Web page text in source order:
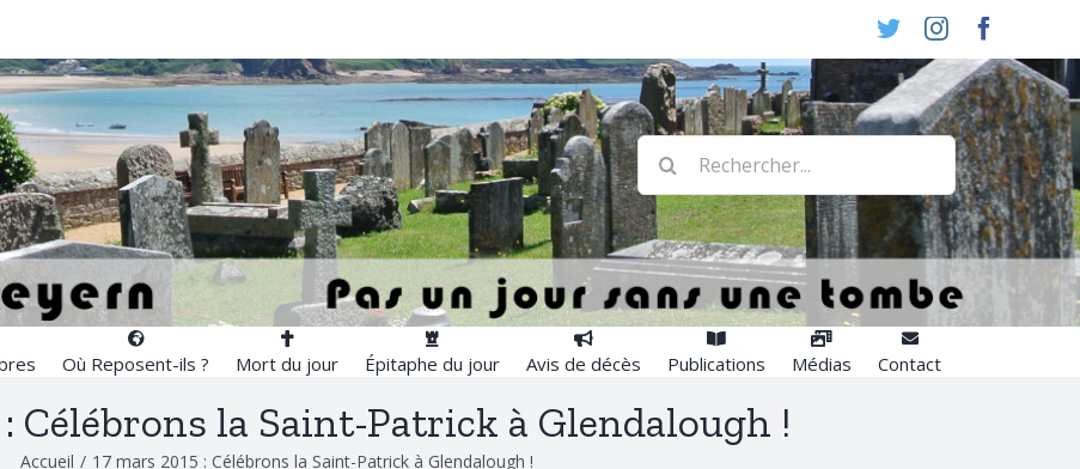
TwitterInstagram
Rechercher:
Où Reposent-ils ? Mort du jour Épitaphe du jour Avis de décès Publications Médias Contact
: Célébrons la Saint-Patrick à Glendalough !
Accueil / 17 mars 2015 : Célébrons la Saint-Patrick à Glendalough !